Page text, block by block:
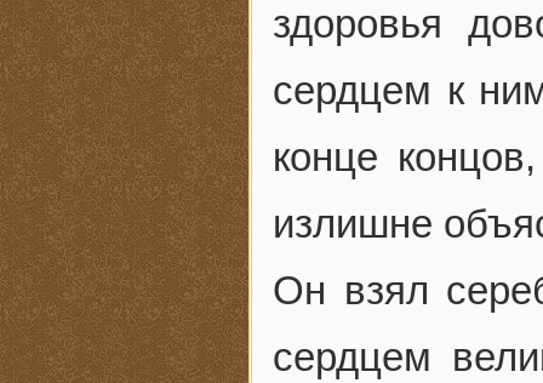
здоровья
сердцем к
конце
излишне
Он взял
сердцем